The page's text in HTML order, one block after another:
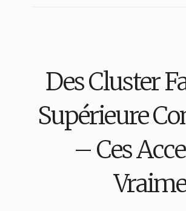
Des Cluster
Supérieure
– Ces